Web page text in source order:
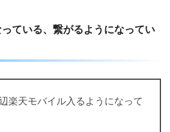
ている、繋がるようになってい
楽天モバイル入るようになって